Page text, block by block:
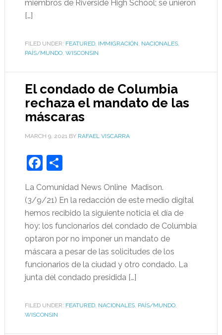
miembros de Riverside High School; se unieron
[…]
FILED UNDER: FEATURED, IMMIGRACIÓN, NACIONALES,
PAÍS/MUNDO, WISCONSIN
El condado de Columbia
rechaza el mandato de las
máscaras
MARCH 9, 2021BY RAFAEL VISCARRA
Facebook
Share
La Comunidad News Online Madison.
(3/9/21) En la redacción de este medio digital
hemos recibido la siguiente noticia el día de
hoy: los funcionarios del condado de Columbia
optaron por no imponer un mandato de
máscara a pesar de las solicitudes de los
funcionarios de la ciudad y otro condado. La
junta del condado presidida […]
FILED UNDER: FEATURED, NACIONALES, PAÍS/MUNDO,
WISCONSIN